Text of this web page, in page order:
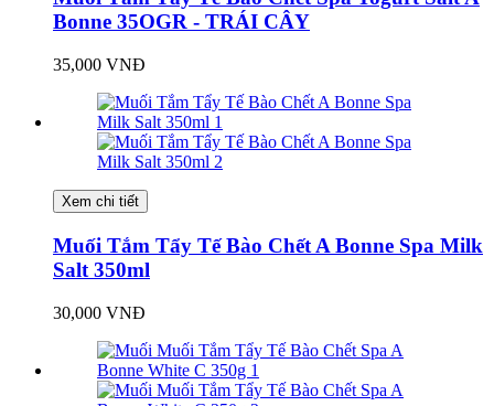
Bonne 35OGR - TRÁI CÂY
35,000 VNĐ
Xem chi tiết
Muối Tắm Tẩy Tế Bào Chết A Bonne Spa Milk
Salt 350ml
30,000 VNĐ